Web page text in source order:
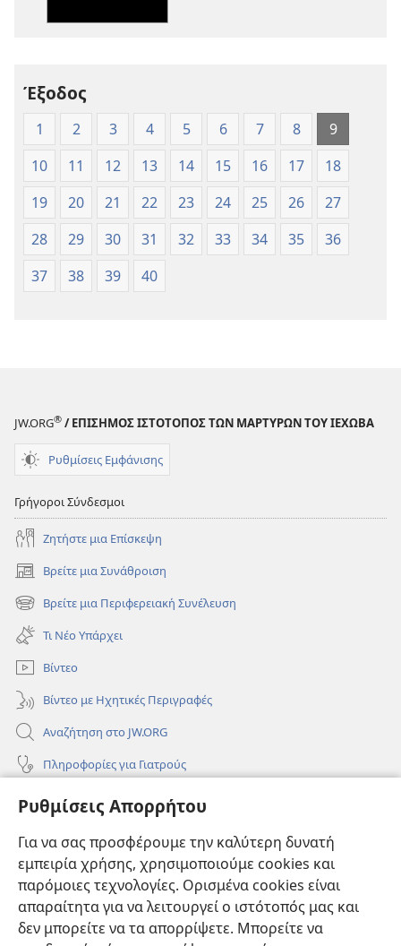
Ρυθμίσεις Απορρήτου
Για να σας προσφέρουμε την καλύτερη δυνατή
εμπειρία χρήσης, χρησιμοποιούμε cookies και
παρόμοιες τεχνολογίες. Ορισμένα cookies είναι
απαραίτητα για να λειτουργεί ο ιστότοπός μας και
δεν μπορείτε να τα απορρίψετε. Μπορείτε να
(Έκδοση 1997)
(Έκδοση
Έξοδος
1 2 3 4 5 6 7 8
9
10
11 12 13 14 15 16 17
18
19
20 21 22 23 24 25 26
27
28
29 30 31 32 33 34 35
36
37
38 39 40
JW.ORG® / ΕΠΙΣΗΜΟΣ ΙΣΤΟΤΟΠΟΣ ΤΩΝ ΜΑΡΤΥΡΩΝ ΤΟΥ ΙΕΧΩΒΑ
Ρυθμίσεις Εμφάνισης
Γρήγοροι Σύνδεσμοι
Ζητήστε μια Επίσκεψη
Βρείτε μια Συνάθροιση
(ανοίγει
νέο
παράθυρο)
Βρείτε μια Περιφερειακή Συνέλευση
(ανοίγει
νέο
παράθυρο)
Τι Νέο Υπάρχει
Βίντεο
Βίντεο με Ηχητικές Περιγραφές
Αναζήτηση στο JW.ORG
Πληροφορίες για Γιατρούς
Πληροφορίες για Επίσημους Φορείς και ΜΜΕ
Συνεισφορές
(ανοίγει
παράθυρο)ΔΙΑΔΙΚΤΥΑΚΗ ΒΙΒΛΙΟΘΗΚΗ της Σκοπιάς™
(ανοίγει